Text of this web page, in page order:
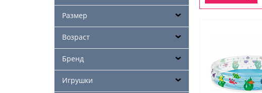
Размер
Возраст
Бренд
Игрушки